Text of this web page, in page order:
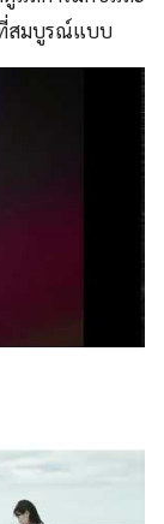
ที่สมบูรณ์แบบ